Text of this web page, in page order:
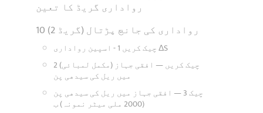
رواداری گریڈ کا تعین
10 رواداری کی جانچ پڑتال (گریڈ 2)
چیک کریں 1 - اسپین رواداری ΔS
2 چیک کریں — افقی جہاز (مکمل لمبائی)
میں ریل کی سیدھی پن
چیک 3 — افقی جہاز میں ریل کی سیدھی پن
(2000 ملی میٹر نمونہ) ب